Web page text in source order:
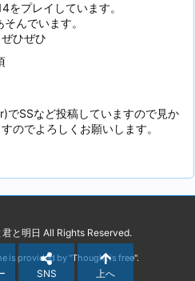
をプレイしています。
んでいます。
ひぜひ
でSSなど投稿していますので見か
のでよろしくお願いします。
君と明日 All Rights Reserved.
is provided by "Thought is free".
SNS 上へ